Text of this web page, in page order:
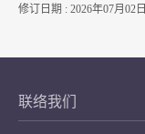
修订日期 : 2026年07月02日
联络我们